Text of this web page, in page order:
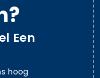
Een
hoog